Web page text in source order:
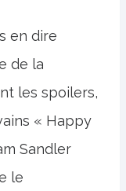
en dire
de la
les spoilers,
« Happy
Sandler
le